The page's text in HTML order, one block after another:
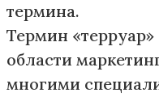
термина.
Термин
области
многими